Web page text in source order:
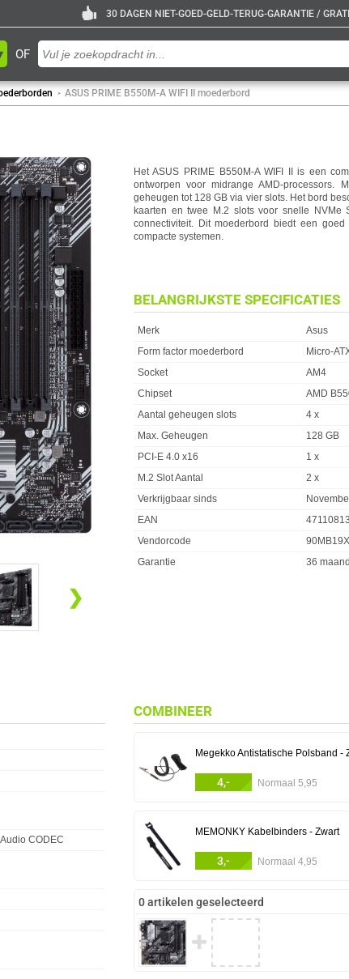
30 DAGEN NIET-GOED-GELD-TERUG-GARANTIE /
OF
ASUS PRIME B550M-A WIFI II moederbord
❯
Het ASUS PRIME B550M-A WIFI II is een
ontworpen voor midrange AMD-processors.
geheugen tot 128 GB via vier slots. Het bord
kaarten en twee M.2 slots voor snelle NVMe
connectiviteit. Dit moederbord biedt een
compacte systemen.
BELANGRIJKSTE SPECIFICATIES
Eigenschap
Merk
Asus
Form factor moederbord
Micro-
Socket
AM4
Chipset
AMD
Aantal geheugen slots
4 x
Max. Geheugen
128 GB
PCI-E 4.0 x16
1 x
M.2 Slot Aantal
2 x
Verkrijgbaar sinds
EAN
Vendorcode
Garantie
36
CODEC
COMBINEER
Megekko Antistatische Polsband -
4,- Normaal 5,95
MEMONKY Kabelbinders - Zwart
3,- Normaal 4,95
0 artikelen geselecteerd
✚